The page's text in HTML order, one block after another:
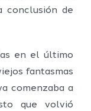
conclusión de
en el último
fantasmas
comenzaba a
que volvió